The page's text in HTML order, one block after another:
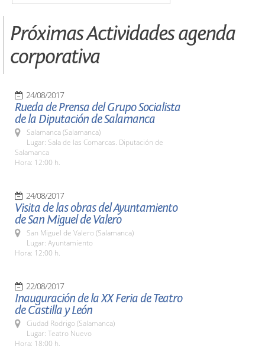
Próximas Actividades agenda
corporativa
24/08/2017
Rueda de Prensa del Grupo Socialista
de la Diputación de Salamanca
Salamanca (Salamanca)
Lugar: Sala de las Comarcas. Diputación de
Salamanca
Hora: 12:00 h.
24/08/2017
Visita de las obras del Ayuntamiento
de San Miguel de Valero
San Miguel de Valero (Salamanca)
Lugar: Ayuntamiento
Hora: 12:00 h.
22/08/2017
Inauguración de la XX Feria de Teatro
de Castilla y León
Ciudad Rodrigo (Salamanca)
Lugar: Teatro Nuevo
Hora: 18:00 h.